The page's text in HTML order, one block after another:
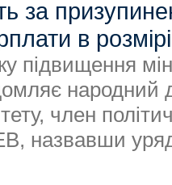
за
в
підвищення
народний
член
назвавши уряд